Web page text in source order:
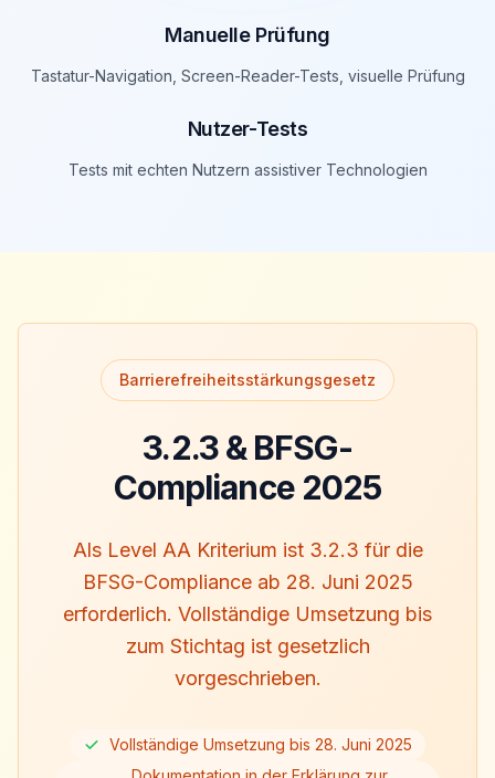
Manuelle Prüfung
Tastatur-Navigation, Screen-Reader-Tests, visuelle Prüfung
Nutzer-Tests
Tests mit echten Nutzern assistiver Technologien
Barrierefreiheitsstärkungsgesetz
3.2.3 & BFSG-
Compliance 2025
Als Level AA Kriterium ist 3.2.3 für die
BFSG-Compliance ab 28. Juni 2025
erforderlich. Vollständige Umsetzung bis
zum Stichtag ist gesetzlich
vorgeschrieben.
Vollständige Umsetzung bis 28. Juni 2025